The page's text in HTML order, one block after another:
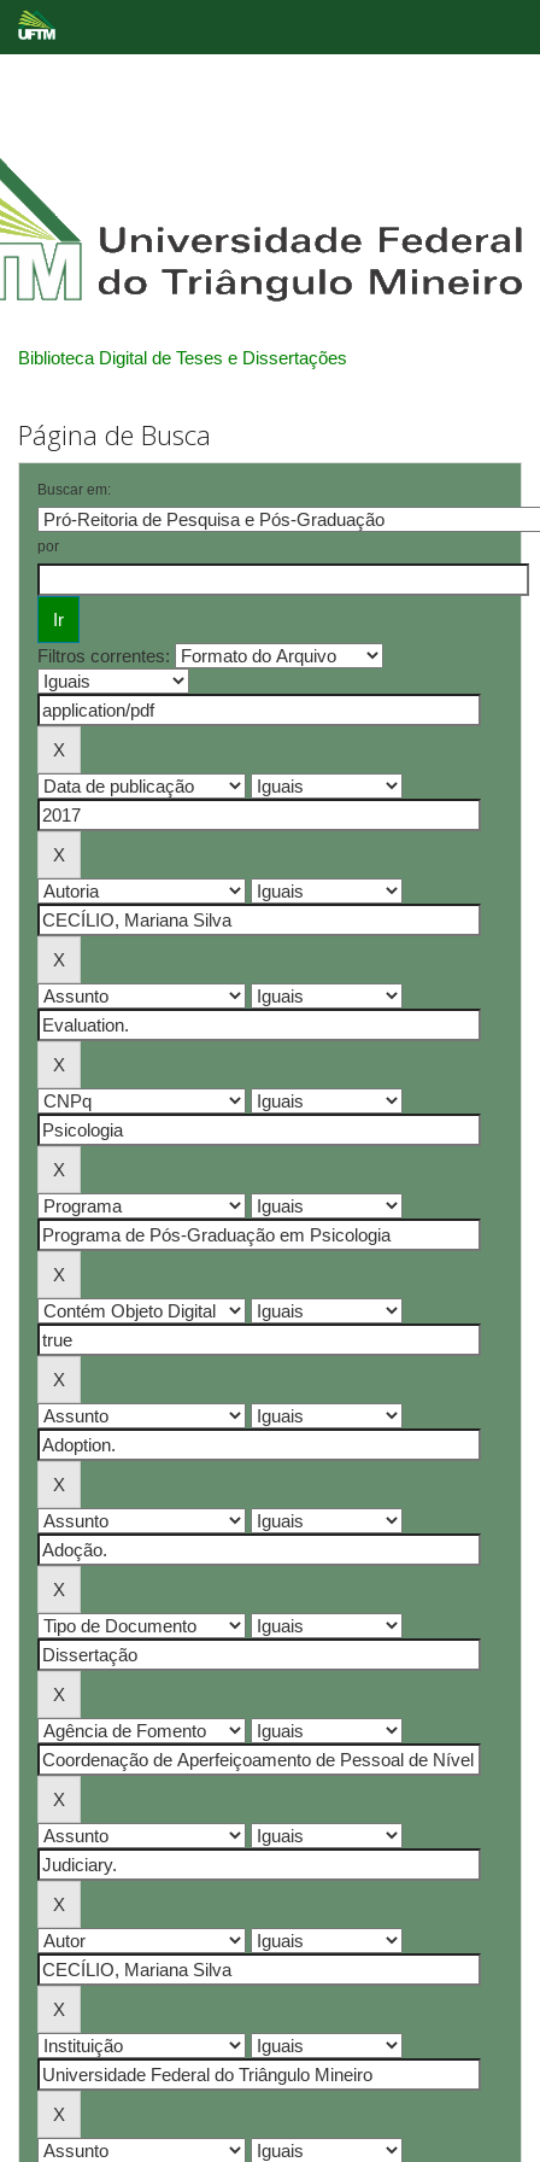
Biblioteca Digital de Teses e Dissertações
Página de Busca
Buscar em:
por
Filtros correntes: